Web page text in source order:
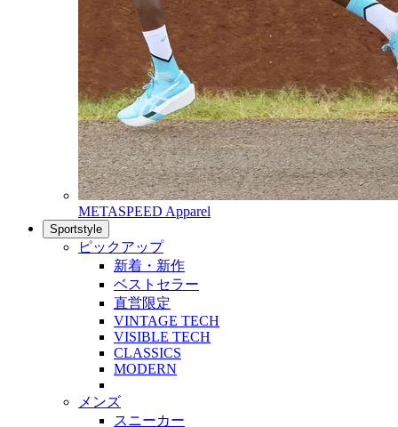
METASPEED Apparel
Sportstyle
ピックアップ
新着・新作
ベストセラー
直営限定
VINTAGE TECH
VISIBLE TECH
CLASSICS
MODERN
メンズ
スニーカー